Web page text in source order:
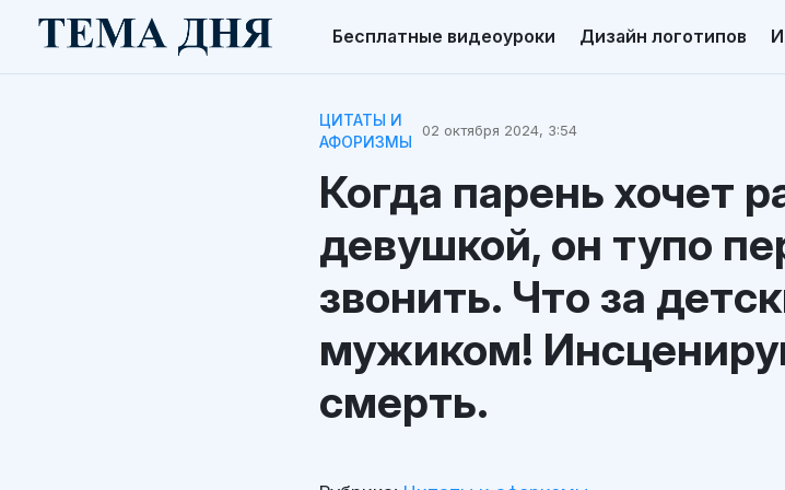
Бесплатные видеоуроки Дизайн логотипов
ЦИТАТЫ И
АФОРИЗМЫ
02 октября 2024, 3:54
Когда парень хочет
девушкой, он тупо
звонить. Что за
мужиком!
смерть.